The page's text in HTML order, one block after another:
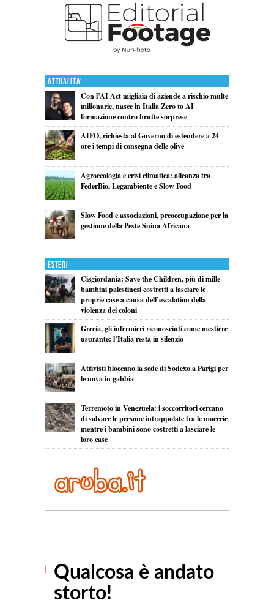
Attualita'
Con l’AI Act migliaia di aziende a rischio multe
milionarie, nasce in Italia Zero to AI
formazione contro brutte sorprese
AIFO, richiesta al Governo di estendere a 24
ore i tempi di consegna delle olive
Agroecologia e crisi climatica: alleanza tra
FederBio, Legambiente e Slow Food
Slow Food e associazioni, preoccupazione per la
gestione della Peste Suina Africana
Esteri
Cisgiordania: Save the Children, più di mille
bambini palestinesi costretti a lasciare le
proprie case a causa dell’escalation della
violenza dei coloni
Grecia, gli infermieri riconosciuti come mestiere
usurante: l’Italia resta in silenzio
Attivisti bloccano la sede di Sodexo a Parigi per
le uova in gabbia
Terremoto in Venezuela: i soccorritori cercano
di salvare le persone intrappolate tra le macerie
mentre i bambini sono costretti a lasciare le
loro case